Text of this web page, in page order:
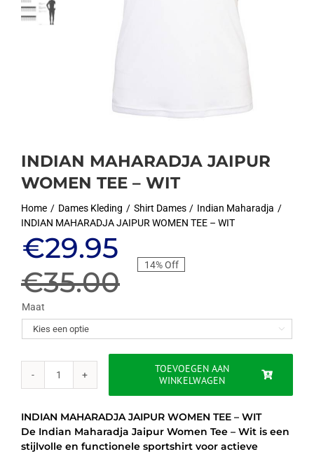
INDIAN MAHARADJA JAIPUR
WOMEN TEE – WIT
Home Dames Kleding Shirt Dames
Indian Maharadja
INDIAN MAHARADJA JAIPUR WOMEN TEE – WIT
€35.00
Oorspronkelijke
prijs
was:
€35.00.
€29.95
Huidige
prijs
is:
€29.95.
14% Off
Maat

INDIAN
MAHARADJA
WOMEN
TOEVOEGEN AAN
WINKELWAGEN
INDIAN MAHARADJA JAIPUR WOMEN TEE – WIT
De Indian Maharadja Jaipur Women Tee – Wit is een
stijlvolle en functionele sportshirt voor actieve